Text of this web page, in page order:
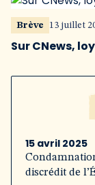
Brève 13 juillet
Sur CNews,
15 avril 2025
discrédit de